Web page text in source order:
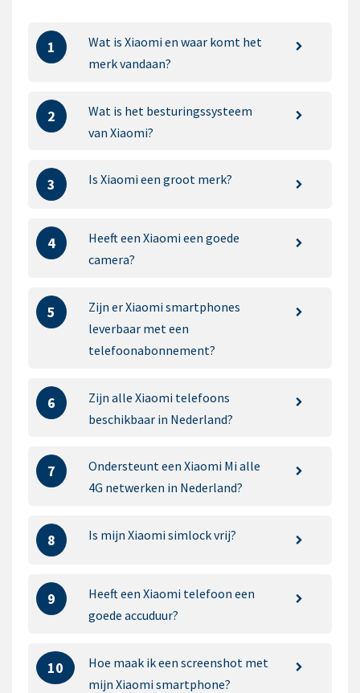
1
Wat is Xiaomi en waar komt het
merk vandaan?
2
Wat is het besturingssysteem
van Xiaomi?
3 Is Xiaomi een groot merk?
4
Heeft een Xiaomi een goede
camera?
5
Zijn er Xiaomi smartphones
leverbaar met een
telefoonabonnement?
6
Zijn alle Xiaomi telefoons
beschikbaar in Nederland?
7
Ondersteunt een Xiaomi Mi alle
4G netwerken in Nederland?
8 Is mijn Xiaomi simlock vrij?
9
Heeft een Xiaomi telefoon een
goede accuduur?
10
Hoe maak ik een screenshot met
mijn Xiaomi smartphone?